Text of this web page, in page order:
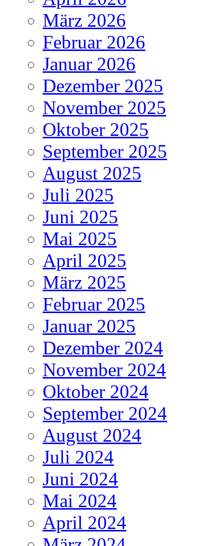
März 2026
Februar 2026
Januar 2026
Dezember 2025
November 2025
Oktober 2025
September 2025
August 2025
Juli 2025
Juni 2025
Mai 2025
April 2025
März 2025
Februar 2025
Januar 2025
Dezember 2024
November 2024
Oktober 2024
September 2024
August 2024
Juli 2024
Juni 2024
Mai 2024
April 2024